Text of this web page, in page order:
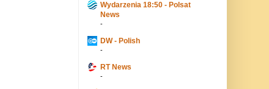
Wydarzenia 18:50 - Polsat
News
-
DW - Polish
-
RT News
-